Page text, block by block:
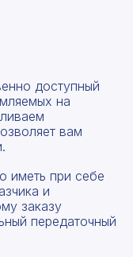
доступный
на
вам
иметь при себе
и
заказу
передаточный